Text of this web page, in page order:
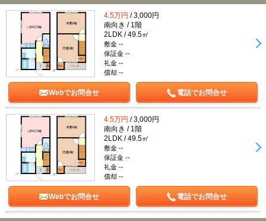
4.5万円 / 3,000円
南向き / 1階
2LDK / 49.5㎡
敷金 --
保証金 --
礼金 --
償却 --
Webでお問合せ 電話でお問合せ
4.5万円 / 3,000円
南向き / 1階
2LDK / 49.5㎡
敷金 --
保証金 --
礼金 --
償却 --
Webでお問合せ 電話でお問合せ